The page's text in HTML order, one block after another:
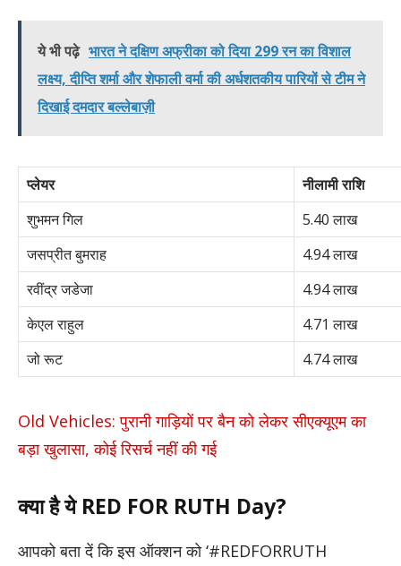
ये भी पढ़े भारत ने दक्षिण अफ्रीका को दिया 299 रन का विशाल
लक्ष्य, दीप्ति शर्मा और शेफाली वर्मा की अर्धशतकीय पारियों से टीम ने
दिखाई दमदार बल्लेबाज़ी
प्लेयर
नीलामी राशि
शुभमन गिल
5.40 लाख
जसप्रीत बुमराह
4.94 लाख
रवींद्र जडेजा
4.94 लाख
केएल राहुल
4.71 लाख
जो रूट
4.74 लाख
Old Vehicles: पुरानी गाड़ियों पर बैन को लेकर सीएक्यूएम का
बड़ा खुलासा, कोई रिसर्च नहीं की गई
क्या है ये RED FOR RUTH Day?
आपको बता दें कि इस ऑक्शन को ‘#REDFORRUTH